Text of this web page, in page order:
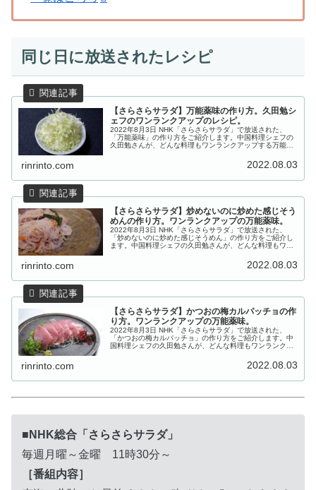
同じ日に放送されたレシピ
【さらさらサラダ】万能薬味の作り方。久田勉シ
ェフのワンランクアップのレシピ。
2022年8月3日 NHK「さらさらサラダ」で放送された、
「万能薬味」の作り方をご紹介します。中国料理シェフの
久田勉さんが、どんな料理もワンランクアップする万能薬
rinrinto.com 2022.08.03
【さらさらサラダ】炒めないのに炒めた感じそう
めんの作り方。ワンランクアップの万能薬味。
2022年8月3日 NHK「さらさらサラダ」で放送された、
「炒めないのに炒めた感じそうめん」の作り方をご紹介し
ます。中国料理シェフの久田勉さんが、どんな料理もワン
rinrinto.com 2022.08.03
【さらさらサラダ】かつおの梅カルパッチョの作
り方。ワンランクアップの万能薬味。
2022年8月3日 NHK「さらさらサラダ」で放送された、
「かつおの梅カルパッチョ」の作り方をご紹介します。中
国料理シェフの久田勉さんが、どんな料理もワンランクア
rinrinto.com 2022.08.03
■NHK総合「さらさらサラダ」
毎週月曜～金曜 11時30分～
［番組内容］